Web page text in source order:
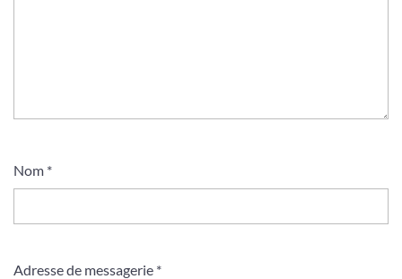
Nom *
Adresse de messagerie *